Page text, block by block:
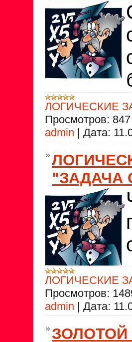
ЛОГИЧЕСКИЕ
Просмотров: 847
admin | Дата:
"ЗАДАЧА
ЛОГИЧЕСКИЕ
Просмотров:
admin | Дата:
ЗОЛОТОЙ